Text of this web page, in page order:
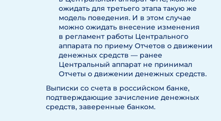
ожидать для третьего этапа такую же
модель поведения. И в этом случае
можно ожидать внесение изменения
в регламент работы Центрального
аппарата по приему Отчетов о движении
денежных средств — ранее
Центральный аппарат не принимал
Отчеты о движении денежных средств.
Выписки со счета в российском банке,
подтверждающие зачисление денежных
средств, заверенные банком.